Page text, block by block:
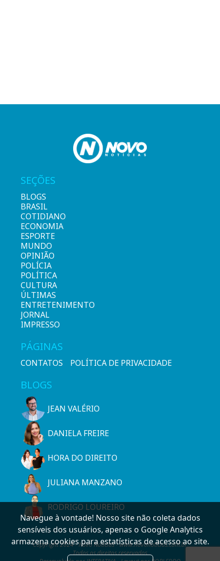
SEÇÕES
BLOGS
BRASIL
COTIDIANO
ECONOMIA
ESPORTE
MUNDO
OPINIÃO
POLÍCIA
POLÍTICA
CULTURA
ÚLTIMAS
ENTRETENIMENTO
JORNAL
IMPRESSO
PÁGINAS
CONTATOS POLÍTICA DE PRIVACIDADE
BLOGS
JEAN VALÉRIO
DANIELA FREIRE
HORA DO DIREITO
JULIANA MANZANO
RODRIGO LOUREIRO
Copyright 2024 - Novo Notícias - www.novonoticias.com.br
Todos os direitos reservados
Navegue à vontade! Nosso site não coleta dados
sensíveis dos usuários, apenas o Google Analytics
armazena cookies para estatísticas de acesso ao site.